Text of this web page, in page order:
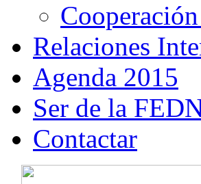
Relaciones
Agenda 2015
Ser de la
Contactar